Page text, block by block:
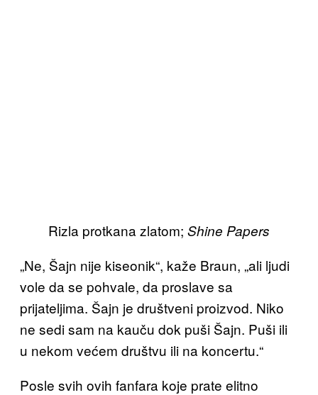
Rizla protkana zlatom; Shine Papers
„Ne, Šajn nije kiseonik“, kaže Braun, „ali ljudi
vole da se pohvale, da proslave sa
prijateljima. Šajn je društveni proizvod. Niko
ne sedi sam na kauču dok puši Šajn. Puši ili
u nekom većem društvu ili na koncertu.“
Posle svih ovih fanfara koje prate elitno